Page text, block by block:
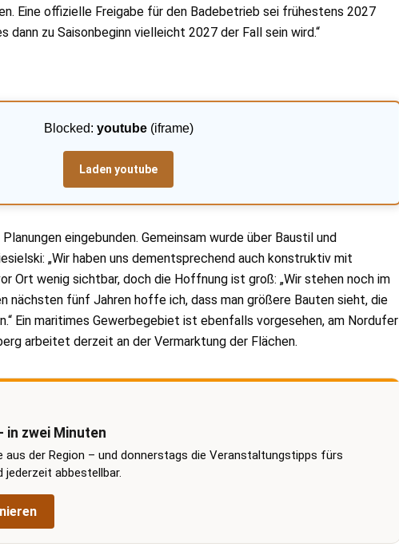
Eine offizielle Freigabe für den Badebetrieb sei frühestens 2027
dann zu Saisonbeginn vielleicht 2027 der Fall sein wird.“
Blocked: youtube(iframe)
Laden youtube
eingebunden. Gemeinsam wurde über Baustil und
„Wir haben uns dementsprechend auch konstruktiv mit
Ort wenig sichtbar, doch die Hoffnung ist groß: „Wir stehen noch im
nächsten fünf Jahren hoffe ich, dass man größere Bauten sieht, die
Ein maritimes Gewerbegebiet ist ebenfalls vorgesehen, am Nordufer
arbeitet derzeit an der Vermarktung der Flächen.
in zwei Minuten
aus der Region – und donnerstags die Veranstaltungstipps fürs
jederzeit abbestellbar.